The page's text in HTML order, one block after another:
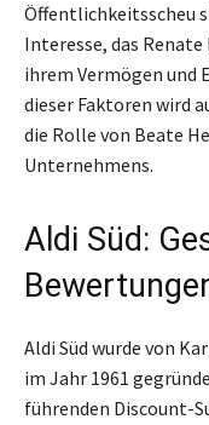
Öffentlichkeitsscheu
Interesse, das
ihrem Vermögen und
dieser Faktoren wird
die Rolle von Beate
Unternehmens.
Aldi Süd:
Aldi Süd wurde von
im Jahr 1961
führenden Discount-